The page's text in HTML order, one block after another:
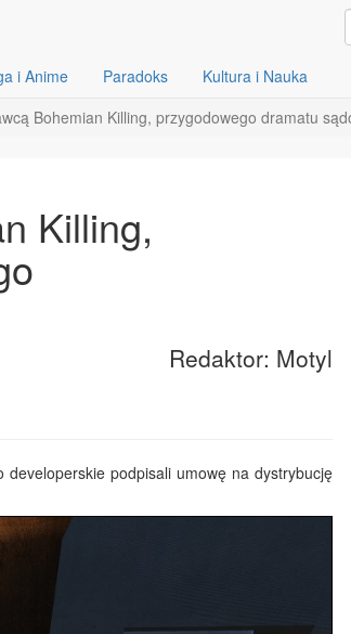
i Anime Paradoks
Kultura i Nauka
Bohemian Killing, przygodowego dramatu
Killing,
Redaktor: Motyl
developerskie podpisali umowę na dystrybucję